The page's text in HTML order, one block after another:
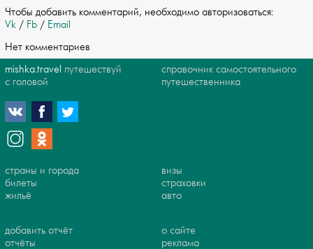
Чтобы добавить комментарий, необходимо авторизоваться:
Vk / Fb / Email
Нет комментариев
mishka.travel путешествуй
с головой
справочник самостоятельного
путешественника
страны и города
билеты
жильё
визы
страховки
авто
добавить отчёт
отчёты
о сайте
реклама